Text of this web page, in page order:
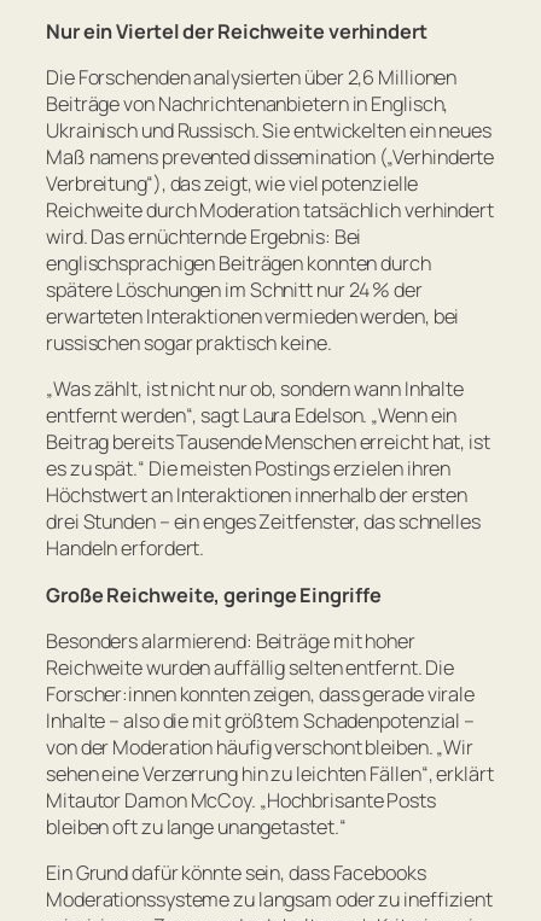
Nur ein Viertel der Reichweite verhindert
Die Forschenden analysierten über 2,6 Millionen
Beiträge von Nachrichtenanbietern in Englisch,
Ukrainisch und Russisch. Sie entwickelten ein neues
Maß namensprevented dissemination(„Verhinderte
Verbreitung“), das zeigt, wie viel potenzielle
Reichweite durch Moderation tatsächlich verhindert
wird. Das ernüchternde Ergebnis: Bei
englischsprachigen Beiträgen konnten durch
spätere Löschungen im Schnitt nur 24 % der
erwarteten Interaktionen vermieden werden, bei
russischen sogar praktisch keine.
„Was zählt, ist nicht nur ob, sondern wann Inhalte
entfernt werden“, sagt Laura Edelson. „Wenn ein
Beitrag bereits Tausende Menschen erreicht hat, ist
es zu spät.“ Die meisten Postings erzielen ihren
Höchstwert an Interaktionen innerhalb der ersten
drei Stunden – ein enges Zeitfenster, das schnelles
Handeln erfordert.
Große Reichweite, geringe Eingriffe
Besonders alarmierend: Beiträge mit hoher
Reichweite wurden auffällig selten entfernt. Die
Forscher:innen konnten zeigen, dass gerade virale
Inhalte – also die mit größtem Schadenpotenzial –
von der Moderation häufig verschont bleiben. „Wir
sehen eine Verzerrung hin zu leichten Fällen“, erklärt
Mitautor Damon McCoy. „Hochbrisante Posts
bleiben oft zu lange unangetastet.“
Ein Grund dafür könnte sein, dass Facebooks
Moderationssysteme zu langsam oder zu ineffizient